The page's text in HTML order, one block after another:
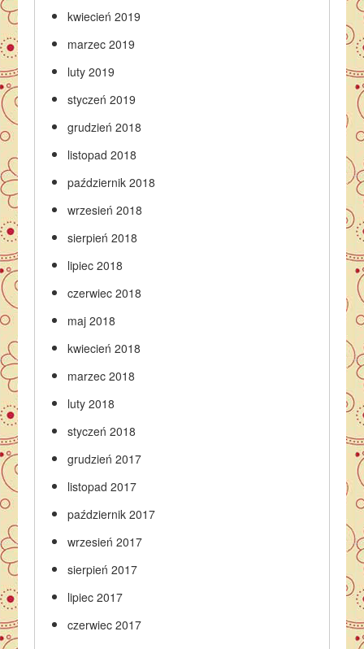
kwiecień 2019
marzec 2019
luty 2019
styczeń 2019
grudzień 2018
listopad 2018
październik 2018
wrzesień 2018
sierpień 2018
lipiec 2018
czerwiec 2018
maj 2018
kwiecień 2018
marzec 2018
luty 2018
styczeń 2018
grudzień 2017
listopad 2017
październik 2017
wrzesień 2017
sierpień 2017
lipiec 2017
czerwiec 2017